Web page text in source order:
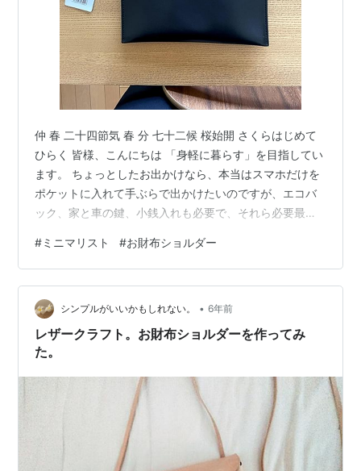
仲 春 二十四節気 春 分 七十二候 桜始開 さくらはじめて
ひらく 皆様、こんにちは 「身軽に暮らす」を目指してい
ます。 ちょっとしたお出かけなら、本当はスマホだけを
ポケットに入れて手ぶらで出かけたいのですが、エコバ
ック、家と車の鍵、小銭入れも必要で、それら必要最低
ます。 ミニマリストしぶさん監修の会社「less is」が販
売している「薄いお財布ショルダー」です。お値段は税
込み7,490円。サイズは縦21㎝×横18㎝。厚さ8㎜。素材
はリサイクルレザー。 入れているのはファスナー内に小
銭入れ、家と車の鍵、ファスナー外のフリースペースに
エコバッグ、…
#ミニマリスト #お財布ショルダー
シンプルがいいかもしれない。 • 6年前
レザークラフト。お財布ショルダーを作ってみ
た。